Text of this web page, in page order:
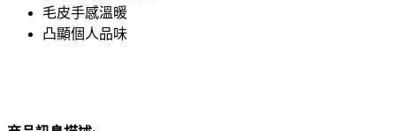
毛皮手感溫暖
凸顯個人品味